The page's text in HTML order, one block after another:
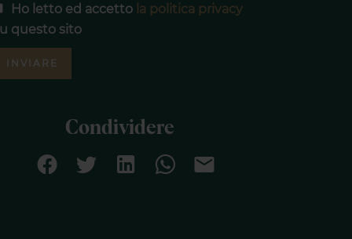
Ho letto ed accetto la politica privacy
questo sito
INVIARE
Condividere